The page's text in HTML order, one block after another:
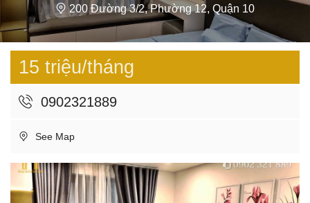
200 Đường 3/2, Phường 12, Quận 10
15 triệu/tháng
0902321889
See Map